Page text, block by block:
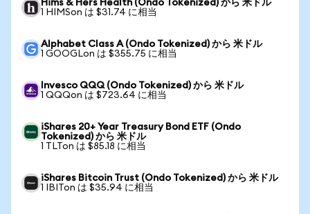
Hims & Hers Health (Ondo Tokenized) から 米ドル
1 HIMSon は $31.74 に相当
Alphabet Class A (Ondo Tokenized) から 米ドル
1 GOOGLon は $355.75 に相当
Invesco QQQ (Ondo Tokenized) から 米ドル
1 QQQon は $723.64 に相当
iShares 20+ Year Treasury Bond ETF (Ondo
Tokenized) から 米ドル
1 TLTon は $85.18 に相当
iShares Bitcoin Trust (Ondo Tokenized) から 米ドル
1 IBITon は $35.94 に相当